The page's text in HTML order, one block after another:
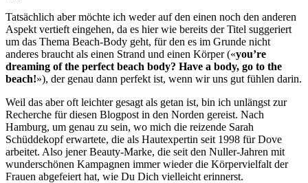
Tatsächlich aber möchte ich weder auf den einen noch den anderen
Aspekt vertieft eingehen, da es hier wie bereits der Titel suggeriert
um das Thema Beach-Body geht, für den es im Grunde nicht
anderes braucht als einen Strand und einen Körper («you’re
dreaming of the perfect beach body? Have a body, go to the
beach!»), der genau dann perfekt ist, wenn wir uns gut fühlen darin.
Weil das aber oft leichter gesagt als getan ist, bin ich unlängst zur
Recherche für diesen Blogpost in den Norden gereist. Nach
Hamburg, um genau zu sein, wo mich die reizende Sarah
Schüddekopf erwartete, die als Hautexpertin seit 1998 für Dove
arbeitet. Also jener Beauty-Marke, die seit den Nuller-Jahren mit
wunderschönen Kampagnen immer wieder die Körpervielfalt der
Frauen abgefeiert hat, wie Du Dich vielleicht erinnerst.